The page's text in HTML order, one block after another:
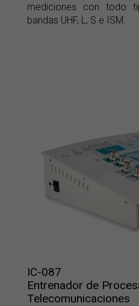
mediciones con todo
bandas UHF, L, S e ISM.
IC-087
Entrenador de
Telecomunicaciones